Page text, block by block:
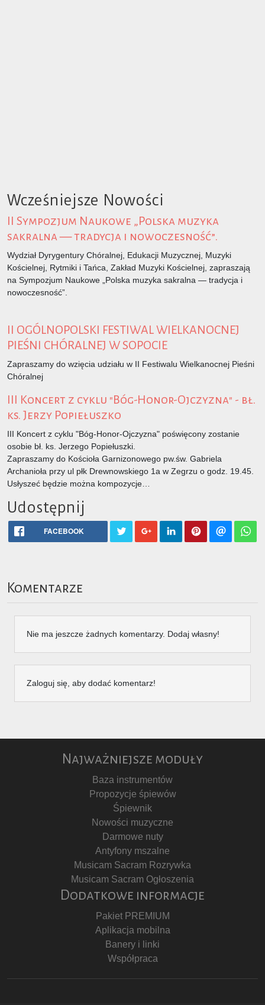
Wcześniejsze Nowości
II Sympozjum Naukowe „Polska muzyka
sakralna — tra­dy­cja i nowoczesność”.
Wydział Dyrygentury Chóralnej, Edukacji Muzycznej, Muzyki
Kościelnej, Rytmiki i Tańca, Zakład Muzyki Kościelnej, zapraszają
na Sympozjum Naukowe „Polska muzyka sakralna — tra­dy­cja i
nowoczesność”.
II OGÓLNOPOLSKI FESTIWAL WIELKANOCNEJ
PIEŚNI CHÓRALNEJ W SOPOCIE
Zapraszamy do wzięcia udziału w II Festiwalu Wielkanocnej Pieśni
Chóralnej
III Koncert z cyklu "Bóg-Honor-Ojczyzna" - bł.
ks. Jerzy Popiełuszko
III Koncert z cyklu "Bóg-Honor-Ojczyzna" poświęcony zostanie
osobie bł. ks. Jerzego Popiełuszki.
Zapraszamy do Kościoła Garnizonowego pw.św. Gabriela
Archanioła przy ul płk Drewnowskiego 1a w Zegrzu o godz. 19.45.
Usłyszeć będzie można kompozycje…
Udostępnij
FACEBOOK
Komentarze
Nie ma jeszcze żadnych komentarzy. Dodaj własny!
Zaloguj się, aby dodać komentarz!
Najważniejsze moduły
Baza instrumentów
Propozycje śpiewów
Śpiewnik
Nowości muzyczne
Darmowe nuty
Antyfony mszalne
Musicam Sacram Rozrywka
Musicam Sacram Ogłoszenia
Dodatkowe informacje
Pakiet PREMIUM
Aplikacja mobilna
Banery i linki
Współpraca